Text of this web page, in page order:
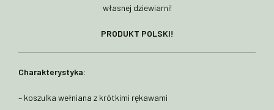
własnej dziewiarni!
PRODUKT POLSKI!
Charakterystyka:
– koszulka wełniana z krótkimi rękawami